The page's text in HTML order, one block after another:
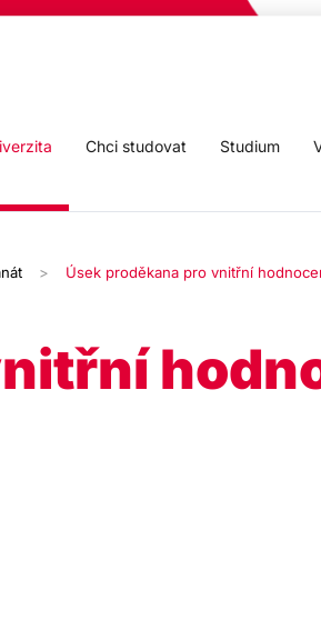
Chci studovat Studium
Úsek proděkana pro vnitřní